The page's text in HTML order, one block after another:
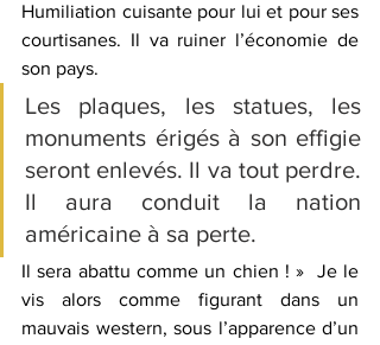
Humiliation cuisante pour lui et pour ses
courtisanes. Il va ruiner l’économie de
son pays.
Les plaques, les statues, les
monuments érigés à son effigie
seront enlevés. Il va tout perdre.
Il aura conduit la nation
américaine à sa perte.
Il sera abattu comme un chien ! »  Je le
vis alors comme figurant dans un
mauvais western, sous l’apparence d’un